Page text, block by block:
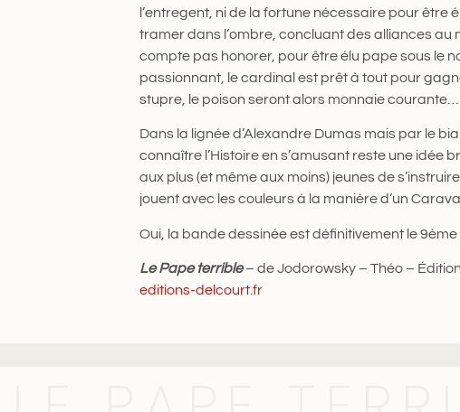
l’entregent, ni de la fortune nécessaire pour être
tramer dans l’ombre, concluant des alliances au
compte pas honorer, pour être élu pape sous le
passionnant, le cardinal est prêt à tout pour
stupre, le poison seront alors monnaie courante…
Dans la lignée d’Alexandre Dumas mais par le
connaître l’Histoire en s’amusant reste une idée
aux plus (et même aux moins) jeunes de
jouent avec les couleurs à la manière d’un
Oui, la bande dessinée est définitivement le 9ème
Le Pape terrible– de Jodorowsky – Théo –
editions-delcourt.fr